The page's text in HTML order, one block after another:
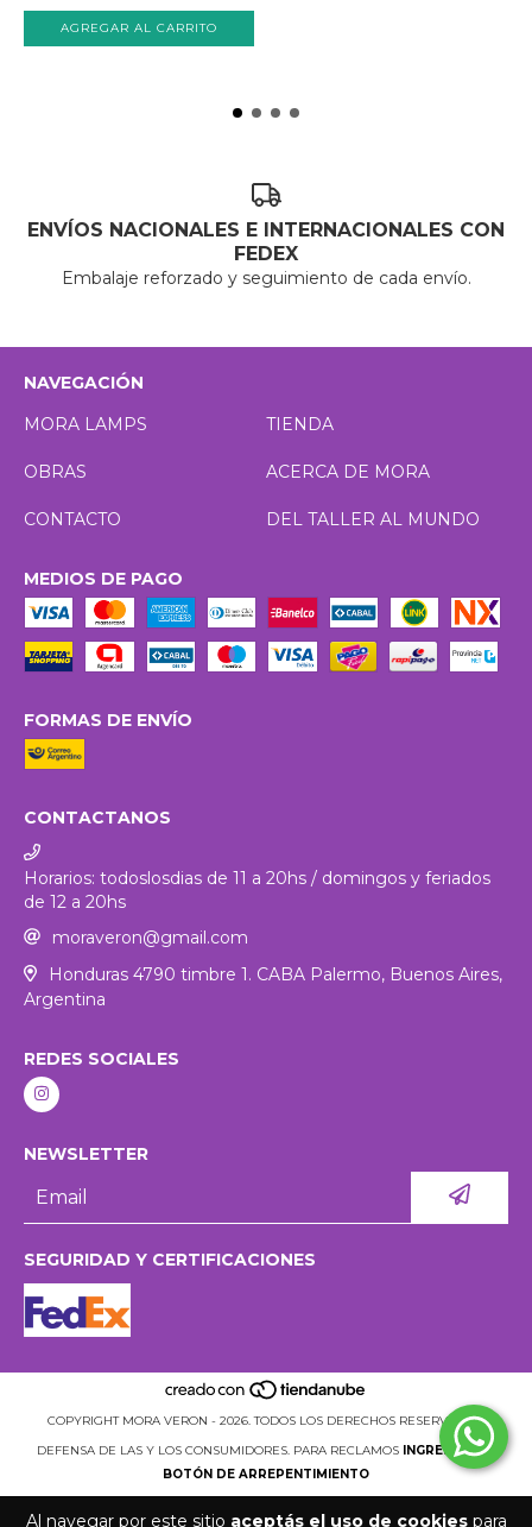
Al navegar por este sitio aceptás el uso de cookiespara
ENVÍOS NACIONALES E INTERNACIONALES CON
FEDEX
Embalaje reforzado y seguimiento de cada envío.
NAVEGACIÓN
MORA LAMPS
TIENDA
OBRAS ACERCA DE MORA
CONTACTO DEL TALLER AL MUNDO
MEDIOS DE PAGO
FORMAS DE ENVÍO
CONTACTANOS
Horarios: todoslosdias de 11 a 20hs / domingos y feriados
de 12 a 20hs
moraveron@gmail.com
Honduras 4790 timbre 1. CABA Palermo, Buenos Aires,
Argentina
REDES SOCIALES
NEWSLETTER
SEGURIDAD Y CERTIFICACIONES
COPYRIGHT MORA VERON - 2026. TODOS LOS DERECHOS RESERVADOS.
DEFENSA DE LAS Y LOS CONSUMIDORES. PARA RECLAMOS INGRESÁ ACÁ.
BOTÓN DE ARREPENTIMIENTO